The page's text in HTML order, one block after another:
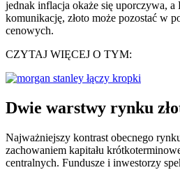
jednak inflacja okaże się uporczywa, a
komunikację, złoto może pozostać w
cenowych.
CZYTAJ WIĘCEJ O TYM:
Dwie warstwy rynku
Najważniejszy kontrast obecnego
zachowaniem kapitału
centralnych. Fundusze i inwestorzy